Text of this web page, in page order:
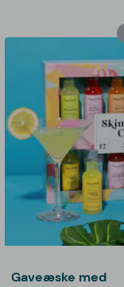
Gaveæske med